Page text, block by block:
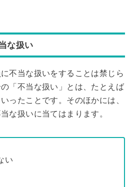
な扱い
不当な扱いをすることは禁じら
「不当な扱い」とは、たとえば
ったことです。そのほかには、
な扱いに当てはまります。
い